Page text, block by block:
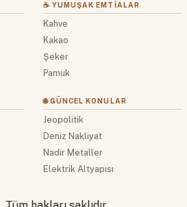
☕ YUMUŞAK EMTIALAR
Kahve
Kakao
Şeker
Pamuk
🌐 GÜNCEL KONULAR
Jeopolitik
Deniz Nakliyat
Nadir Metaller
Elektrik Altyapısı